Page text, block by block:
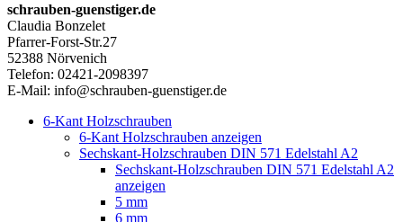
schrauben-guenstiger.de
Claudia Bonzelet
Pfarrer-Forst-Str.27
52388 Nörvenich
Telefon: 02421-2098397
E-Mail: info@schrauben-guenstiger.de
6-Kant Holzschrauben
6-Kant Holzschrauben anzeigen
Sechskant-Holzschrauben DIN 571 Edelstahl A2
Sechskant-Holzschrauben DIN 571 Edelstahl A2
anzeigen
5 mm
6 mm